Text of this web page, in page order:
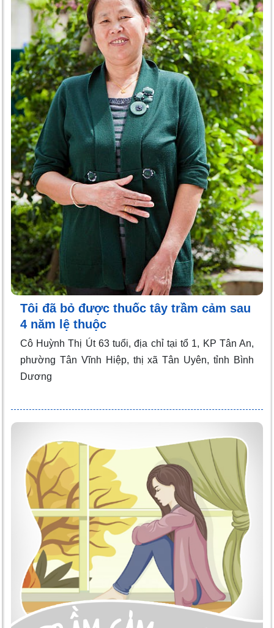
Tôi đã bỏ được thuốc tây trầm cảm sau
4 năm lệ thuộc
Cô Huỳnh Thị Út 63 tuổi, địa chỉ tại tổ 1, KP Tân An,
phường Tân Vĩnh Hiệp, thị xã Tân Uyên, tỉnh Bình
Dương